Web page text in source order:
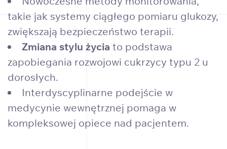
takie jak systemy ciągłego pomiaru glukozy,
zwiększają bezpieczeństwo terapii.
Zmiana stylu życia to podstawa
zapobiegania rozwojowi cukrzycy typu 2 u
dorosłych.
Interdyscyplinarne podejście w
medycynie wewnętrznej pomaga w
kompleksowej opiece nad pacjentem.